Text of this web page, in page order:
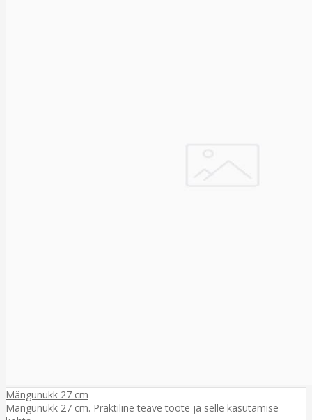
Mängunukk 27 cm
Mängunukk 27 cm. Praktiline teave toote ja selle kasutamise